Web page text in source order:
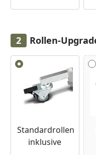
Rollen-
Alle anzeigen (2)
Standardrollen
inklusive